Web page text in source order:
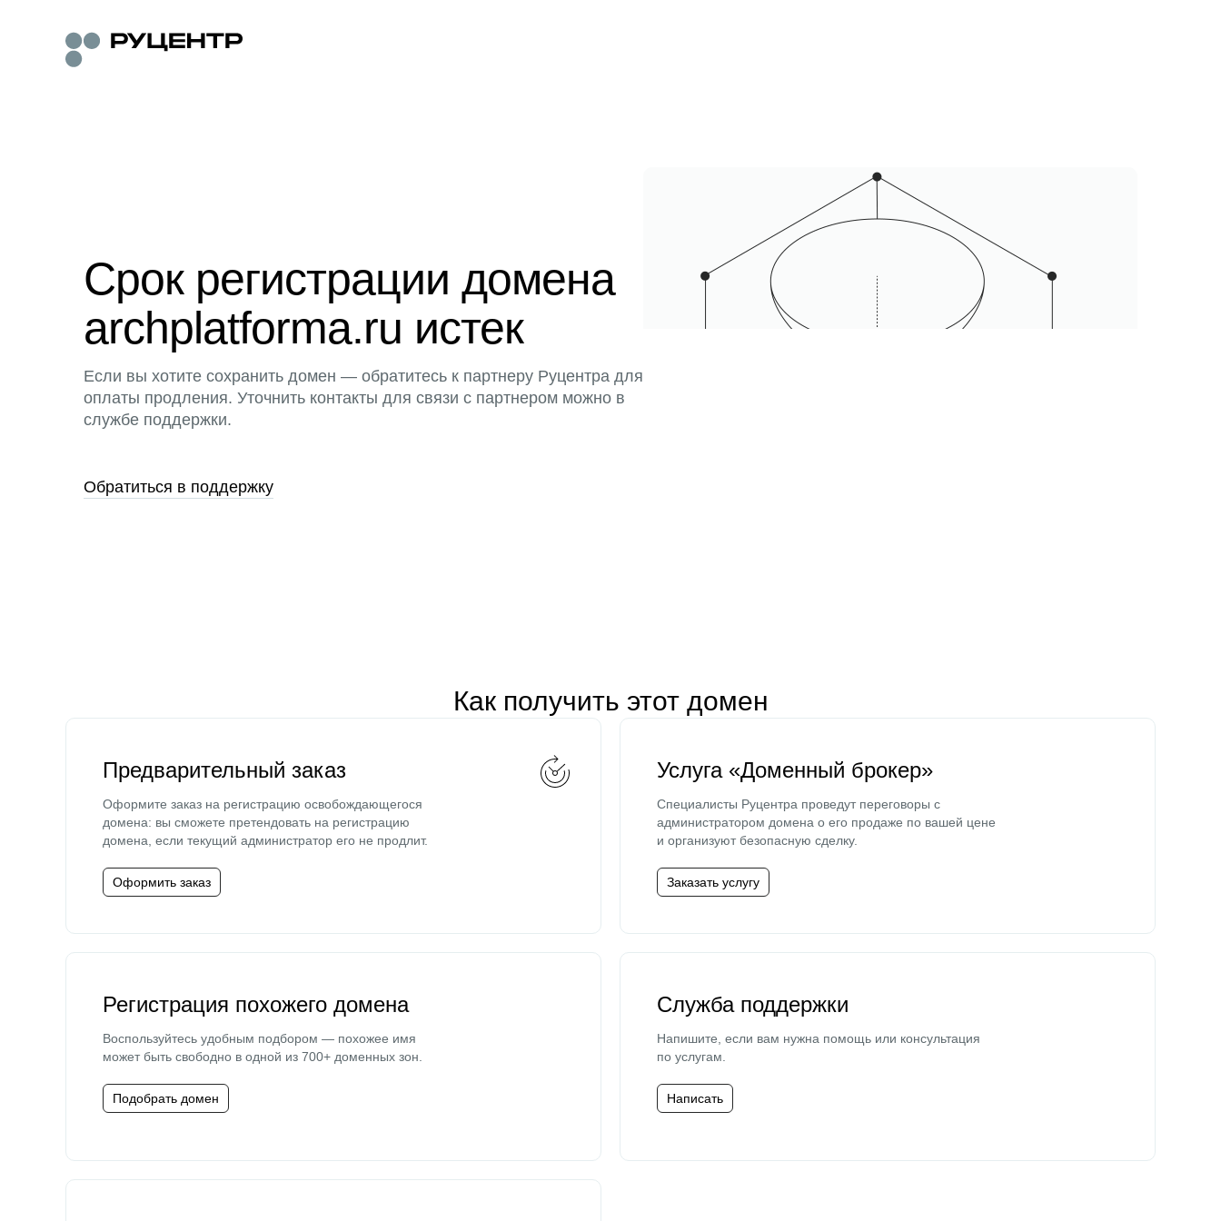
Срок регистрации домена
archplatforma.ru истек
Если вы хотите сохранить домен — обратитесь к партнеру Руцентра для
оплаты продления. Уточнить контакты для связи с партнером можно в
службе поддержки.
Обратиться в поддержку
Как получить этот домен
Предварительный заказ
Оформите заказ на регистрацию освобождающегося
домена: вы сможете претендовать на регистрацию
домена, если текущий администратор его не продлит.
Оформить заказ
Услуга «Доменный брокер»
Специалисты Руцентра проведут переговоры с
администратором домена о его продаже по вашей цене
и организуют безопасную сделку.
Заказать услугу
Регистрация похожего домена
Воспользуйтесь удобным подбором — похожее имя
может быть свободно в одной из 700+ доменных зон.
Подобрать домен
Служба поддержки
Напишите, если вам нужна помощь или консультация
по услугам.
Написать